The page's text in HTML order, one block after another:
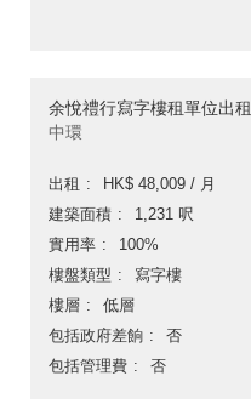
余悅禮行寫字樓租單位出租
中環
出租
HK$ 48,009 / 月
建築面積
1,231 呎
實用率
100%
樓盤類型
寫字樓
樓層
低層
包括政府差餉
否
包括管理費
否